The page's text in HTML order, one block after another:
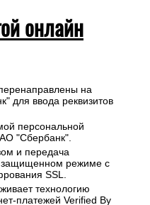
онлайн
на
для ввода реквизитов
персональной
"Сбербанк".
и передача
защищенном режиме с
SSL.
технологию
платежей Verified By